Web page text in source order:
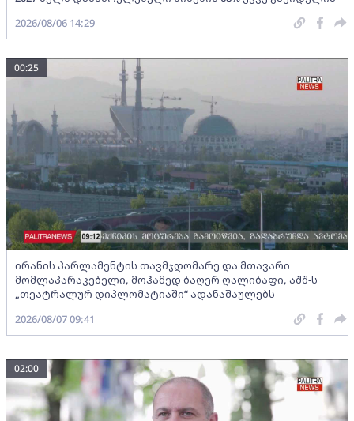
2026/08/06 14:29
ირანის პარლამენტის თავმჯდომარე და მთავარი
მომლაპარაკებელი, მოჰამედ ბაღერ ღალიბაფი, აშშ-ს
„თეატრალურ დიპლომატიაში“ ადანაშაულებს
00:25
2026/08/07 09:41
02:00